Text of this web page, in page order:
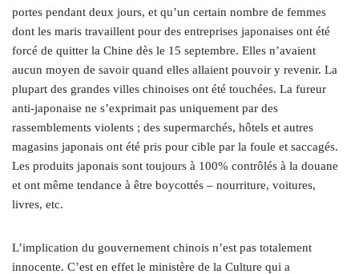
portes pendant deux jours, et qu’un certain nombre de femmes
dont les maris travaillent pour des entreprises japonaises ont été
forcé de quitter la Chine dès le 15 septembre. Elles n’avaient
aucun moyen de savoir quand elles allaient pouvoir y revenir. La
plupart des grandes villes chinoises ont été touchées. La fureur
anti-japonaise ne s’exprimait pas uniquement par des
rassemblements violents ; des supermarchés, hôtels et autres
magasins japonais ont été pris pour cible par la foule et saccagés.
Les produits japonais sont toujours à 100% contrôlés à la douane
et ont même tendance à être boycottés – nourriture, voitures,
livres, etc.
L’implication du gouvernement chinois n’est pas totalement
innocente. C’est en effet le ministère de la Culture qui a